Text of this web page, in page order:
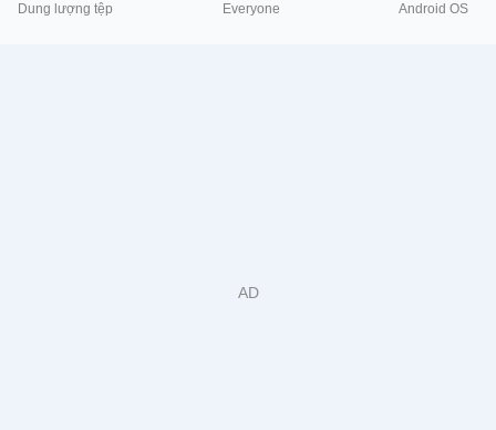
Dung lượng tệp Everyone Android OS